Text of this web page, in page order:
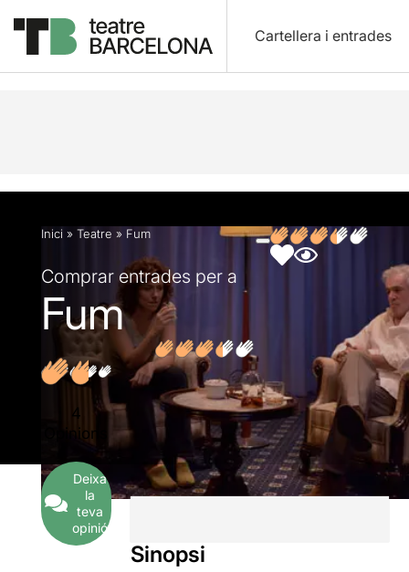
Cartellera i entrades
Descripció Fitxa artística Fotos i vídeos
Inici » Teatre » Fum
Comprar entrades per a
Fum
4
Opinions
Deixa
la
teva
opinió
Sinopsi